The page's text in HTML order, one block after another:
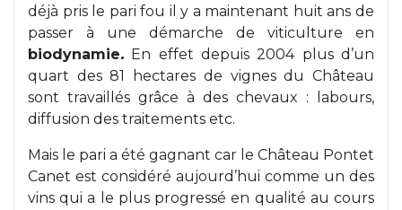
déjà pris le pari fou il y a maintenant huit ans de
passer à une démarche de viticulture en
biodynamie. En effet depuis 2004 plus d’un
quart des 81 hectares de vignes du Château
sont travaillés grâce à des chevaux : labours,
diffusion des traitements etc.
Mais le pari a été gagnant car le Château Pontet
Canet est considéré aujourd’hui comme un des
vins qui a le plus progressé en qualité au cours